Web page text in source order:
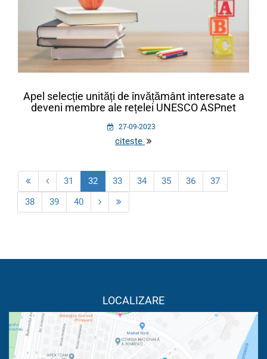
Apel selecție unități de învățământ interesate a
deveni membre ale rețelei UNESCO ASPnet
27-09-2023
citește
31 32 33 34 35 36
37
38
39 40
LOCALIZARE